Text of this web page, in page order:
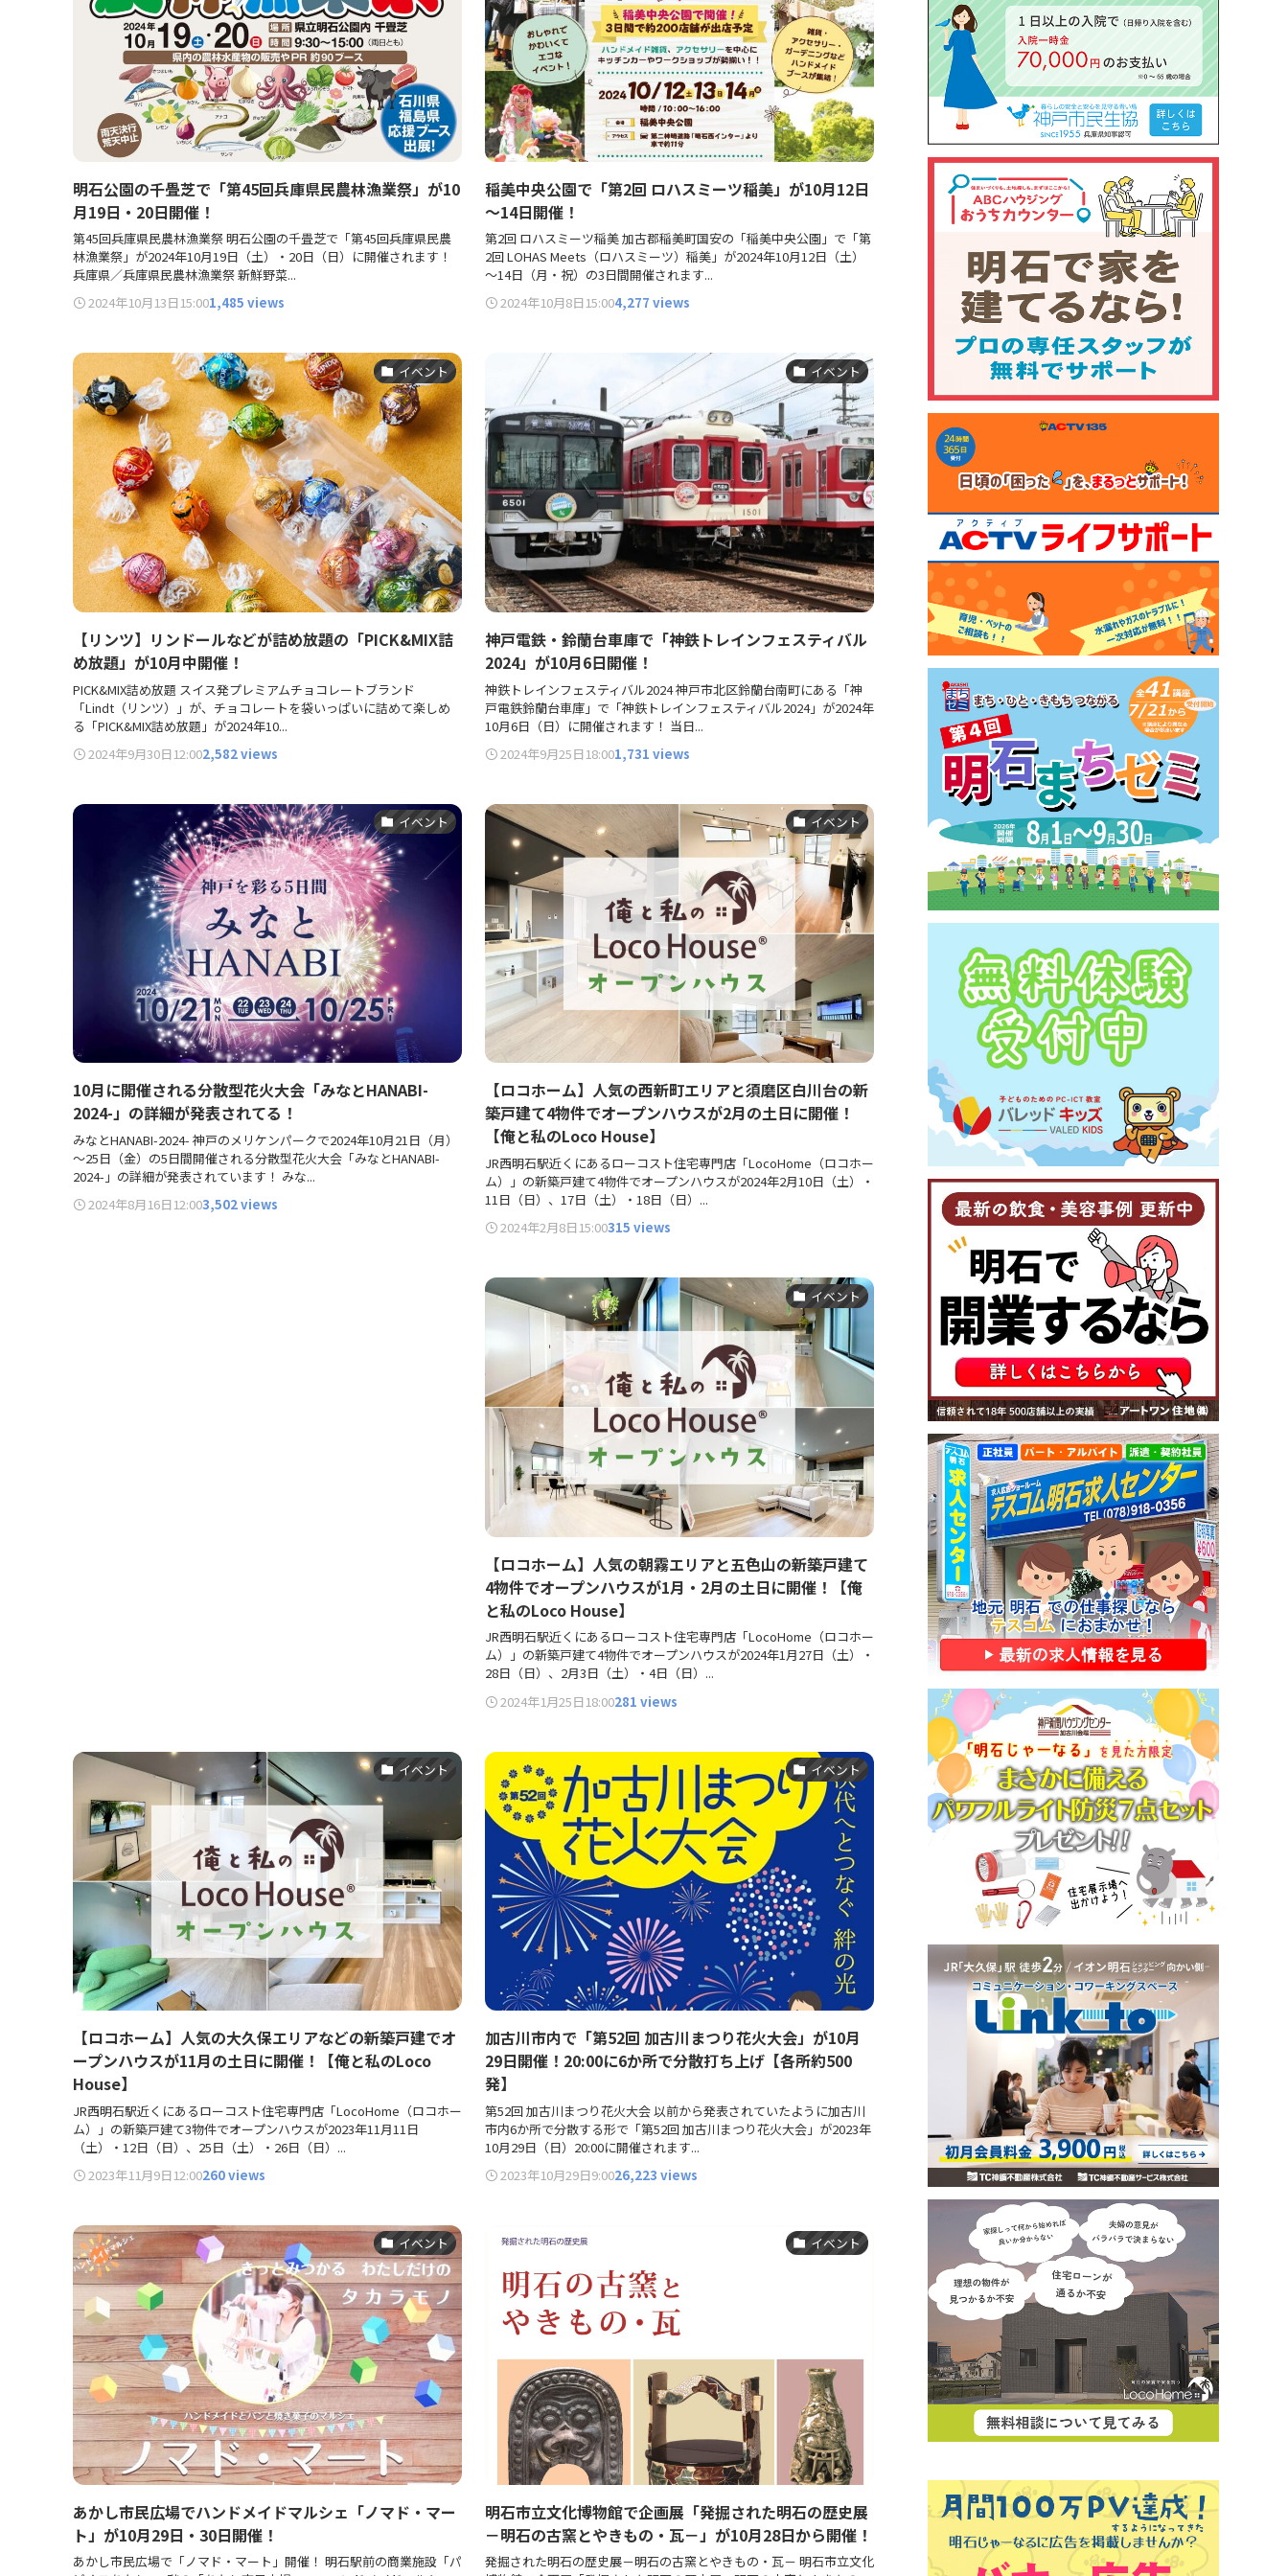
明石公園の千畳芝で「第45回兵庫県民農林漁業祭」が10
月19日・20日開催！
第45回兵庫県民農林漁業祭 明石公園の千畳芝で「第45回兵庫県民農
林漁業祭」が2024年10月19日（土）・20日（日）に開催されます！
兵庫県／兵庫県民農林漁業祭 新鮮野菜...
2024年10月13日15:001,485 views
稲美中央公園で「第2回 ロハスミーツ稲美」が10月12日
～14日開催！
第2回 ロハスミーツ稲美 加古郡稲美町国安の「稲美中央公園」で「第
2回 LOHAS Meets（ロハスミーツ）稲美」が2024年10月12日（土）
～14日（月・祝）の3日間開催されます...
2024年10月8日15:004,277 views
イベント
【リンツ】リンドールなどが詰め放題の「PICK&MIX詰
め放題」が10月中開催！
PICK&MIX詰め放題 スイス発プレミアムチョコレートブランド
「Lindt（リンツ）」が、チョコレートを袋いっぱいに詰めて楽しめ
る「PICK&MIX詰め放題」が2024年10...
2024年9月30日12:002,582 views
イベント
神戸電鉄・鈴蘭台車庫で「神鉄トレインフェスティバル
2024」が10月6日開催！
神鉄トレインフェスティバル2024 神戸市北区鈴蘭台南町にある「神
戸電鉄鈴蘭台車庫」で「神鉄トレインフェスティバル2024」が2024年
10月6日（日）に開催されます！ 当日...
2024年9月25日18:001,731 views
イベント
10月に開催される分散型花火大会「みなとHANABI-
2024-」の詳細が発表されてる！
みなとHANABI-2024- 神戸のメリケンパークで2024年10月21日（月）
～25日（金）の5日間開催される分散型花火大会「みなとHANABI-
2024-」の詳細が発表されています！ みな...
2024年8月16日12:003,502 views
イベント
【ロコホーム】人気の西新町エリアと須磨区白川台の新
築戸建て4物件でオープンハウスが2月の土日に開催！
【俺と私のLoco House】
JR西明石駅近くにあるローコスト住宅専門店「LocoHome（ロコホー
ム）」の新築戸建て4物件でオープンハウスが2024年2月10日（土）・
11日（日）、17日（土）・18日（日）...
2024年2月8日15:00315 views
イベント
【ロコホーム】人気の朝霧エリアと五色山の新築戸建て
4物件でオープンハウスが1月・2月の土日に開催！【俺
と私のLoco House】
JR西明石駅近くにあるローコスト住宅専門店「LocoHome（ロコホー
ム）」の新築戸建て4物件でオープンハウスが2024年1月27日（土）・
28日（日）、2月3日（土）・4日（日）...
2024年1月25日 18:00281 views
イベント
【ロコホーム】人気の大久保エリアなどの新築戸建でオ
ープンハウスが11月の土日に開催！【俺と私のLoco
House】
JR西明石駅近くにあるローコスト住宅専門店「LocoHome（ロコホー
ム）」の新築戸建て3物件でオープンハウスが2023年11月11日
（土）・12日（日）、25日（土）・26日（日）...
2023年11月9日12:00260 views
イベント
加古川市内で「第52回 加古川まつり花火大会」が10月
29日開催！20:00に6か所で分散打ち上げ【各所約500
発】
第52回 加古川まつり花火大会 以前から発表されていたように加古川
市内6か所で分散する形で「第52回 加古川まつり花火大会」が2023年
10月29日（日）20:00に開催されます...
2023年10月29日9:0026,223 views
イベント
あかし市民広場でハンドメイドマルシェ「ノマド・マー
ト」が10月29日・30日開催！
あかし市民広場で「ノマド・マート」開催！ 明石駅前の商業施設「パ
イベント
明石市立文化博物館で企画展「発掘された明石の歴史展
－明石の古窯とやきもの・瓦－」が10月28日から開催！
発掘された明石の歴史展－明石の古窯とやきもの・瓦－ 明石市立文化